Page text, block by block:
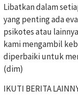
Libatkan dalam
yang penting ada
psikotes atau
kami mengambil
diperbaiki untuk
(dim)
IKUTI BERITA